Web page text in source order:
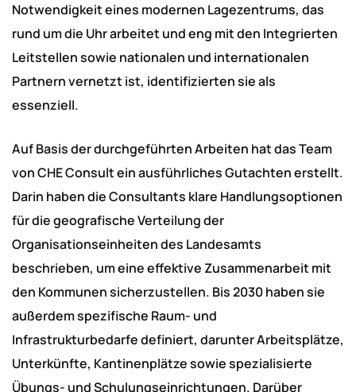
Notwendigkeit eines modernen Lagezentrums, das
rund um die Uhr arbeitet und eng mit den Integrierten
Leitstellen sowie nationalen und internationalen
Partnern vernetzt ist, identifizierten sie als
essenziell.
Auf Basis der durchgeführten Arbeiten hat das Team
von CHE Consult ein ausführliches Gutachten erstellt.
Darin haben die Consultants klare Handlungsoptionen
für die geografische Verteilung der
Organisationseinheiten des Landesamts
beschrieben, um eine effektive Zusammenarbeit mit
den Kommunen sicherzustellen. Bis 2030 haben sie
außerdem spezifische Raum- und
Infrastrukturbedarfe definiert, darunter Arbeitsplätze,
Unterkünfte, Kantinenplätze sowie spezialisierte
Übungs- und Schulungseinrichtungen. Darüber